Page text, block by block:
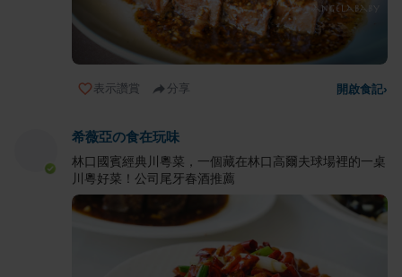
表示讚賞 分享 開啟食記›
希薇亞の食在玩味
林口國賓經典川粵菜，一個藏在林口高爾夫球場裡的一桌
川粵好菜！公司尾牙春酒推薦